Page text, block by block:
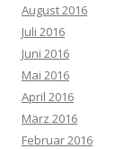
August 2016
Juli 2016
Juni 2016
Mai 2016
April 2016
März 2016
Februar 2016